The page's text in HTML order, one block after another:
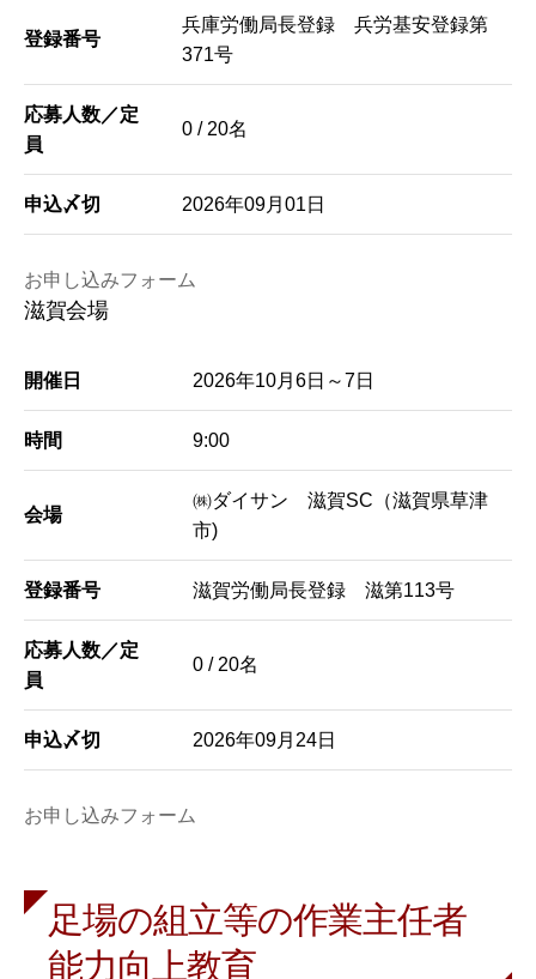
登録番号
兵庫労働局長登録 兵労基安登録第
371号
応募人数／定
員
0 / 20名
申込〆切 2026年09月01日
お申し込みフォーム
滋賀会場
開催日 2026年10月6日～7日
時間 9:00
会場
㈱ダイサン 滋賀SC（滋賀県草津
市)
登録番号 滋賀労働局長登録 滋第113号
応募人数／定
員
0 / 20名
申込〆切 2026年09月24日
お申し込みフォーム
足場の組立等の作業主任者
能力向上教育